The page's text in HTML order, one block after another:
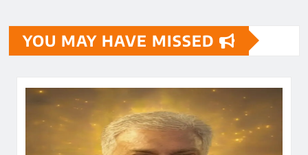
YOU MAY HAVE MISSED